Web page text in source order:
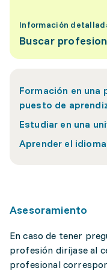
Información
Buscar
Formación en una
puesto de
Estudiar en una
Aprender el
Asesoramiento
En caso de tener
profesión diríjase al
profesional